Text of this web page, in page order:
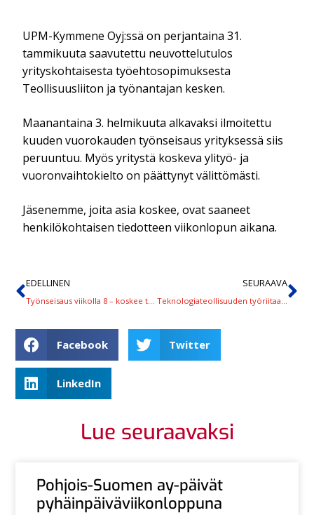
UPM-Kymmene Oyj:ssä on perjantaina 31.
tammikuuta saavutettu neuvottelutulos
yrityskohtaisesta työehtosopimuksesta
Teollisuusliiton ja työnantajan kesken.
Maanantaina 3. helmikuuta alkavaksi ilmoitettu
kuuden vuorokauden työnseisaus yrityksessä siis
peruuntuu. Myös yritystä koskeva ylityö- ja
vuoronvaihtokielto on päättynyt välittömästi.
Jäsenemme, joita asia koskee, ovat saaneet
henkilökohtaisen tiedotteen viikonlopun aikana.
EDELLINEN SEURAAVA
Facebook Twitter
LinkedIn
Lue seuraavaksi
Pohjois-Suomen ay-päivät
pyhäinpäiväviikonloppuna